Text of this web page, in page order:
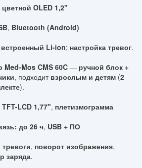
цветной OLED 1,2"
, Bluetooth (Android)
встроенный Li-ion; настройка тревог.
Med-Mos CMS 60C — ручной блок +
, подходит взрослым и детям (2
).
TFT-LCD 1,77", плетизмограмма
до 26 ч, USB + ПО
тревоги, поворот изображения,
заряда.